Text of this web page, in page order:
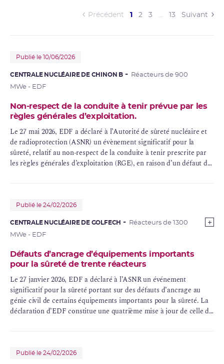
Précédent 1 (current)
2 3 … 13 Suivant
Publié le 10/06/2026
CENTRALE NUCLÉAIRE DE CHINON B
Réacteurs de 900
MWe - EDF
Non-respect de la conduite à tenir prévue par les
règles générales d’exploitation.
Le 27 mai 2026, EDF a déclaré à l’Autorité de sûreté nucléaireet
de radioprotection(ASNR) un évènement significatif pour la
sûreté, relatif au non-respect de la conduite à tenir prescrite par
les règles générales d’exploitation(RGE), en raison d’un défaut de
Publié le 24/02/2026
CENTRALE NUCLÉAIRE DE GOLFECH
Réacteurs de 1300
MWe - EDF
Défauts d’ancrage d’équipements importants
pour la sûreté de trente réacteurs
Le 27 janvier 2026, EDF a déclaré à l’ASNR unévénement
significatifpour la sûreté portant sur des défauts d’ancrage au
génie civil de certains équipements importants pour la sûreté. La
déclaration d’EDF constitue une quatrième mise à jour de celle du
Publié le 24/02/2026